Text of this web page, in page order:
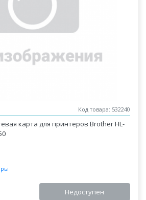
Код товара: 532240
карта для принтеров Brother HL-
Недоступен